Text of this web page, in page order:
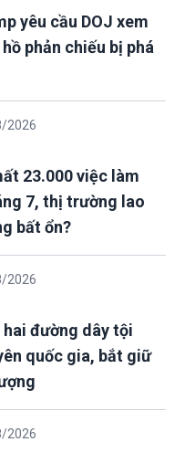
yêu cầu DOJ xem
phản chiếu bị phá
2026
23.000 việc làm
7, thị trường lao
bất ổn?
2026
đường dây tội
quốc gia, bắt giữ
2026